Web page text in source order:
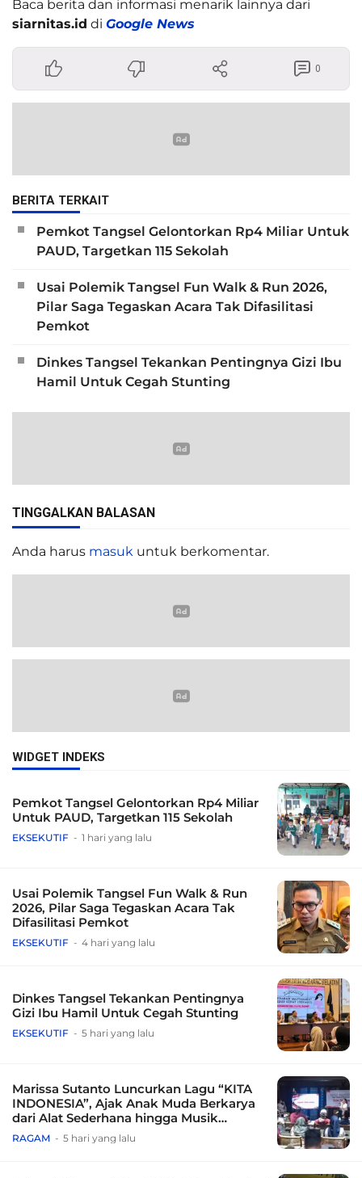
Baca berita dan informasi menarik lainnya dari
siarnitas.id di Google News
0
BERITA TERKAIT
Pemkot Tangsel Gelontorkan Rp4 Miliar Untuk
PAUD, Targetkan 115 Sekolah
Usai Polemik Tangsel Fun Walk & Run 2026,
Pilar Saga Tegaskan Acara Tak Difasilitasi
Pemkot
Dinkes Tangsel Tekankan Pentingnya Gizi Ibu
Hamil Untuk Cegah Stunting
TINGGALKAN BALASAN
Anda harus masuk untuk berkomentar.
WIDGET INDEKS
Pemkot Tangsel Gelontorkan Rp4 Miliar
Untuk PAUD, Targetkan 115 Sekolah
EKSEKUTIF 1 hari yang lalu
Usai Polemik Tangsel Fun Walk & Run
2026, Pilar Saga Tegaskan Acara Tak
Difasilitasi Pemkot
EKSEKUTIF 4 hari yang lalu
Dinkes Tangsel Tekankan Pentingnya
Gizi Ibu Hamil Untuk Cegah Stunting
EKSEKUTIF 5 hari yang lalu
Marissa Sutanto Luncurkan Lagu “KITA
INDONESIA”, Ajak Anak Muda Berkarya
dari Alat Sederhana hingga Musik
Tradisional
RAGAM 5 hari yang lalu